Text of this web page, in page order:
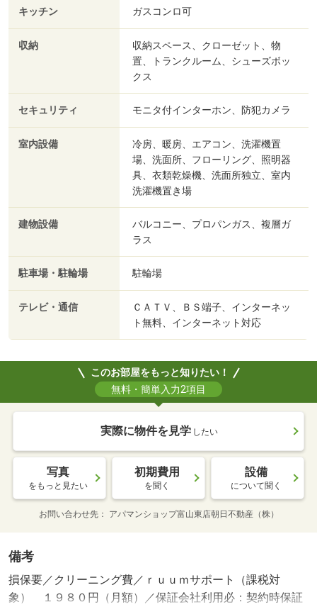
キッチン ガスコンロ可
収納
収納スペース、クローゼット、物
置、トランクルーム、シューズボッ
クス
セキュリティ モニタ付インターホン、防犯カメラ
室内設備
冷房、暖房、エアコン、洗濯機置
場、洗面所、フローリング、照明器
具、衣類乾燥機、洗面所独立、室内
洗濯機置き場
建物設備
バルコニー、プロパンガス、複層ガ
ラス
駐車場・駐輪場 駐輪場
テレビ・通信
ＣＡＴＶ、ＢＳ端子、インターネッ
ト無料、インターネット対応
このお部屋をもっと知りたい！
無料・簡単入力2項目
実際に物件を見学 したい
写真
をもっと見たい
初期費用
を聞く
設備
について聞く
お問い合わせ先 アパマンショップ富山東店朝日不動産（株）
備考
損保要／クリーニング費／ｒｕｕｍサポート（課税対
象） １９８０円（月額）／保証会社利用必：契約時保証